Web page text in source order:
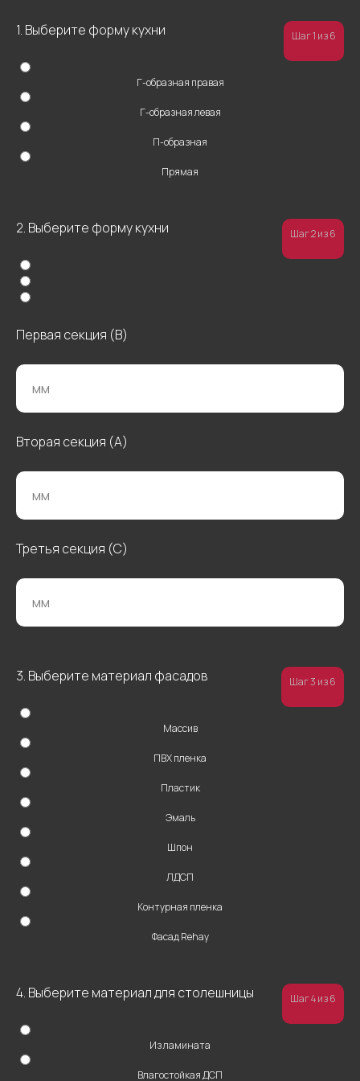
1. Выберите форму кухни Шаг 1 из 6
Г-образная правая
Г-образная левая
П-образная
Прямая
2. Выберите форму кухни Шаг 2 из 6
Первая секция (В)
Вторая секция (А)
Третья секция (С)
3. Выберите материал фасадов Шаг 3 из 6
Массив
ПВХ пленка
Пластик
Эмаль
Шпон
ЛДСП
Контурная пленка
Фасад Rehay
4. Выберите материал для столешницы Шаг 4 из 6
Из ламината
Влагостойкая ДСП
Остались
ОТПРАВИТЬ
Введите свои данные